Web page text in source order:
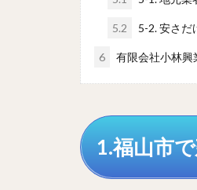
5.2 5-2. 安さだ
6 有限会社小林興
1.福山市